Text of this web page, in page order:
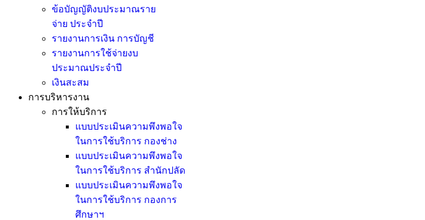
ข้อบัญญัติงบประมาณราย
จ่าย ประจำปี
รายงานการเงิน การบัญชี
รายงานการใช้จ่ายงบ
ประมาณประจำปี
เงินสะสม
การบริหารงาน
การให้บริการ
แบบประเมินความพึงพอใจ
ในการใช้บริการ กองช่าง
แบบประเมินความพึงพอใจ
ในการใช้บริการ สำนักปลัด
แบบประเมินความพึงพอใจ
ในการใช้บริการ กองการ
ศึกษาฯ